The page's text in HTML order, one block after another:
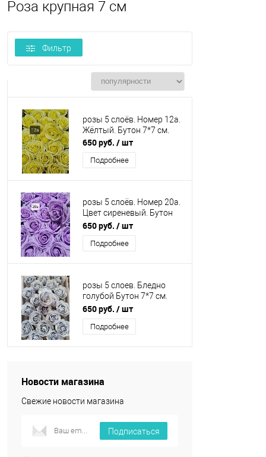
Роза крупная 7 см
Фильтр
розы 5 слоёв. Номер 12а.
Жёлтый. Бутон 7*7 см.
650 руб. / шт
Подробнее
розы 5 слоёв. Номер 20а.
Цвет сиреневый. Бутон
7*7 см.
650 руб. / шт
Подробнее
розы 5 слоев. Бледно
голубой Бутон 7*7 см.
Упаковка 25 шт.
650 руб. / шт
Подробнее
Новости магазина
Свежие новости магазина
Подписаться